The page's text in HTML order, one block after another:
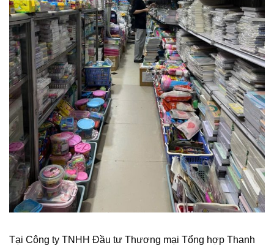
Tại Công ty TNHH Đầu tư Thương mại Tổng hợp Thanh